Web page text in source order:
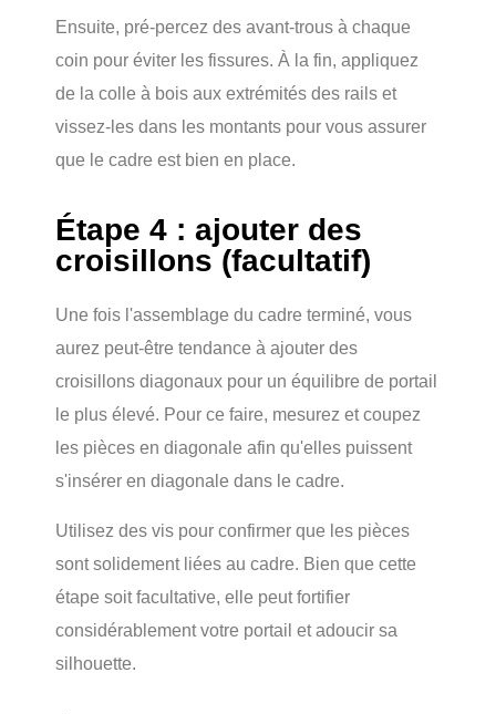
Ensuite, pré-percez des avant-trous à chaque
coin pour éviter les fissures. À la fin, appliquez
de la colle à bois aux extrémités des rails et
vissez-les dans les montants pour vous assurer
que le cadre est bien en place.
Étape 4 : ajouter des
croisillons (facultatif)
Une fois l'assemblage du cadre terminé, vous
aurez peut-être tendance à ajouter des
croisillons diagonaux pour un équilibre de portail
le plus élevé. Pour ce faire, mesurez et coupez
les pièces en diagonale afin qu'elles puissent
s'insérer en diagonale dans le cadre.
Utilisez des vis pour confirmer que les pièces
sont solidement liées au cadre. Bien que cette
étape soit facultative, elle peut fortifier
considérablement votre portail et adoucir sa
silhouette.